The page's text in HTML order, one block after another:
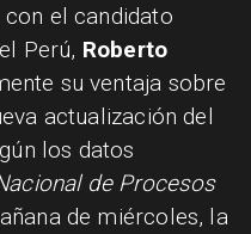
el candidato
Perú, Roberto
su ventaja sobre
actualización del
los datos
de Procesos
de miércoles, la